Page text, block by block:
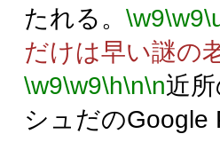
たれる。 \w9\w9
だけは早い謎の
\w9\w9\h\n\n近
シュだのGoogle